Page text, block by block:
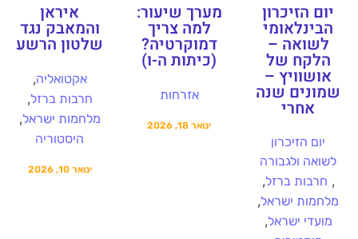
יום הזיכרון
הבינלאומי
לשואה –
הלקח של
אושוויץ –
שמונים שנה
אחרי
יום הזיכרון
לשואה ולגבורה
, חרבות ברזל,
מלחמות ישראל,
מועדי ישראל,
מערך שיעור:
למה צריך
דמוקרטיה?
(כיתות ה-ו)
אזרחות
ינואר 18, 2026
איראן
והמאבק נגד
שלטון הרשע
אקטואליה,
חרבות ברזל,
מלחמות ישראל,
היסטוריה
ינואר 10, 2026